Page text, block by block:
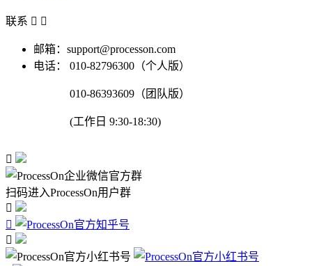
联系  
邮箱：support@processon.com
电话：
010-82796300（个人版）
010-86393609（团队版）
(工作日 9:30-18:30)

扫码进入ProcessOn用户群


